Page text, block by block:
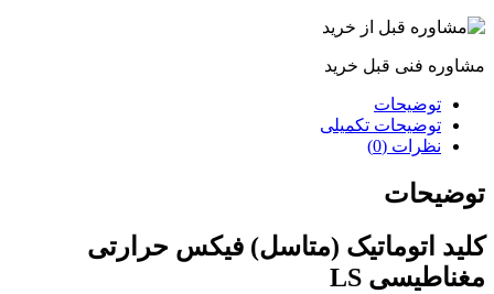
مشاوره فنی قبل خرید
توضیحات
توضیحات تکمیلی
نظرات (0)
توضیحات
کلید اتوماتیک (متاسل) فیکس حرارتی
مغناطیسی LS